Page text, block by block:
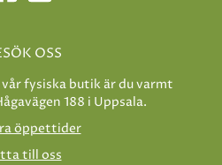
OSS
fysiska butik är du varmt
188 i Uppsala.
öppettider
till oss